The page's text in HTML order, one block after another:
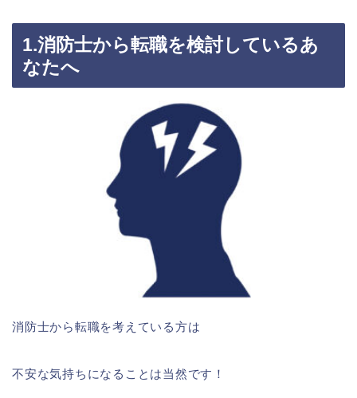
1.消防士から転職を検討しているあ
なたへ
消防士から転職を考えている方は
不安な気持ちになることは当然です！